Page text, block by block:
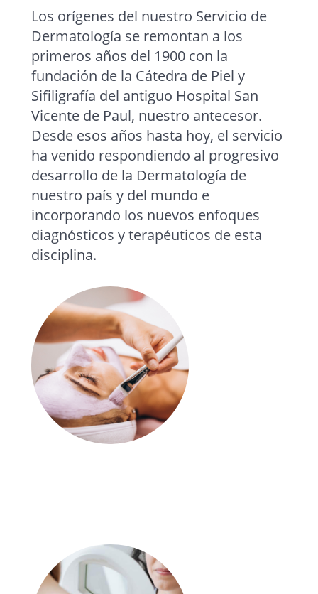
Los orígenes del nuestro Servicio de
Dermatología se remontan a los
primeros años del 1900 con la
fundación de la Cátedra de Piel y
Sifiligrafía del antiguo Hospital San
Vicente de Paul, nuestro antecesor.
Desde esos años hasta hoy, el servicio
ha venido respondiendo al progresivo
desarrollo de la Dermatología de
nuestro país y del mundo e
incorporando los nuevos enfoques
diagnósticos y terapéuticos de esta
disciplina.